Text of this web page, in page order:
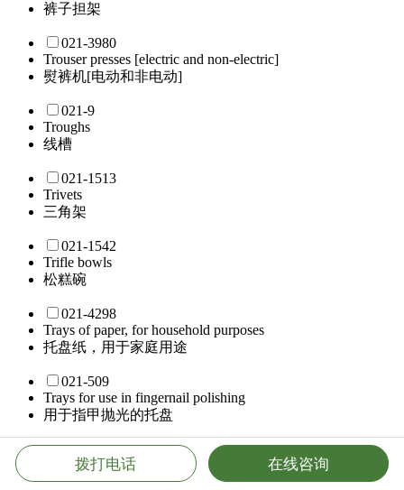
裤子担架
021-3980
Trouser presses [electric and non-electric]
熨裤机[电动和非电动]
021-9
Troughs
线槽
021-1513
Trivets
三角架
021-1542
Trifle bowls
松糕碗
021-4298
Trays of paper, for household purposes
托盘纸，用于家庭用途
021-509
Trays for use in fingernail polishing
用于指甲抛光的托盘
021-4368
Trays for household purposes
家用托盘
拨打电话 在线咨询